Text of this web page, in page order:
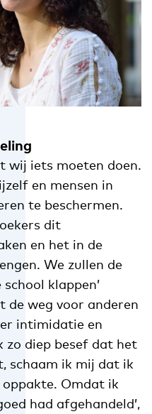
wij iets moeten doen.
en mensen in
te beschermen.
dit
en het in de
We zullen de
klappen’
de weg voor anderen
intimidatie en
zo diep besef dat het
schaam ik mij dat ik
Omdat ik
had afgehandeld’,